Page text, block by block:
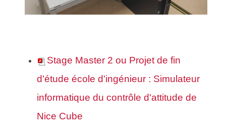
Stage Master 2 ou Projet de fin
d'étude école d'ingénieur : Simulateur
informatique du contrôle d'attitude de
Nice Cube